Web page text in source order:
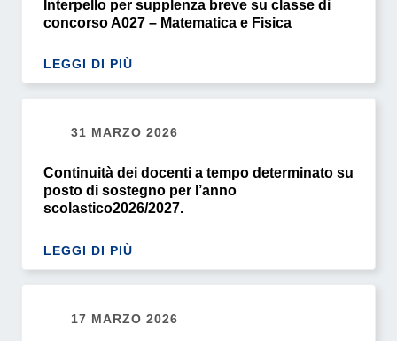
Interpello per supplenza breve su classe di
concorso A027 – Matematica e Fisica
LEGGI DI PIÙ
31 MARZO 2026
Continuità dei docenti a tempo determinato su
posto di sostegno per l’anno
scolastico2026/2027.
LEGGI DI PIÙ
17 MARZO 2026